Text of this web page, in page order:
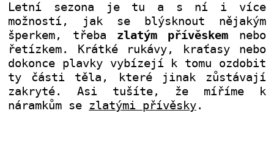
Letní sezona je tu a s ní i více
možností, jak se blýsknout nějakým
šperkem, třeba zlatým přívěskem nebo
řetízkem. Krátké rukávy, kraťasy nebo
dokonce plavky vybízejí k tomu ozdobit
ty části těla, které jinak zůstávají
zakryté. Asi tušíte, že míříme k
náramkům se zlatými přívěsky.